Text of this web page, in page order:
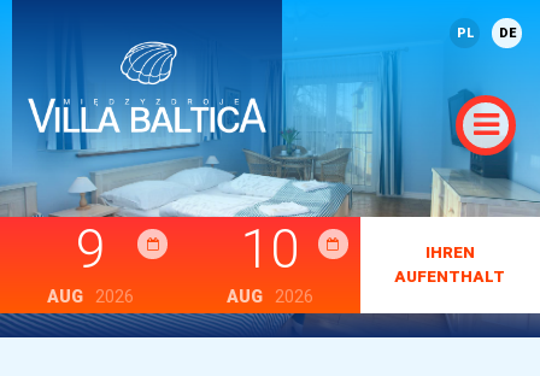
PL DE
9
AUG 2026
10
AUG 2026
IHREN
AUFENTHALT